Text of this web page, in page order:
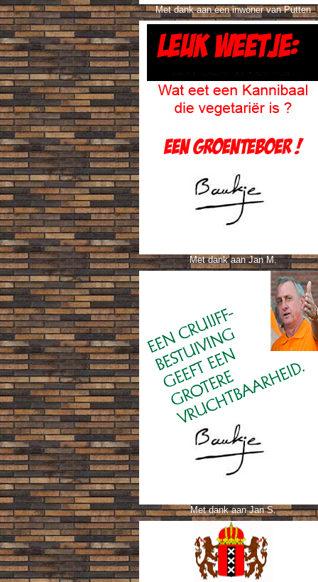
Met dank aan een inwoner van Putten
Met dank aan Jan M.
Met dank aan Jan S.